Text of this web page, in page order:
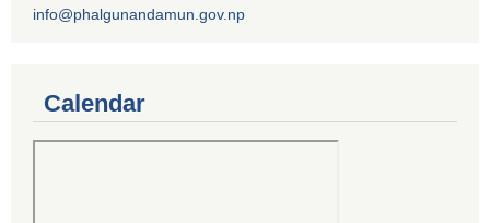
info@phalgunandamun.gov.np
Calendar